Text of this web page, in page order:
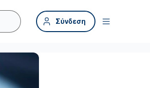
Σύνδεση